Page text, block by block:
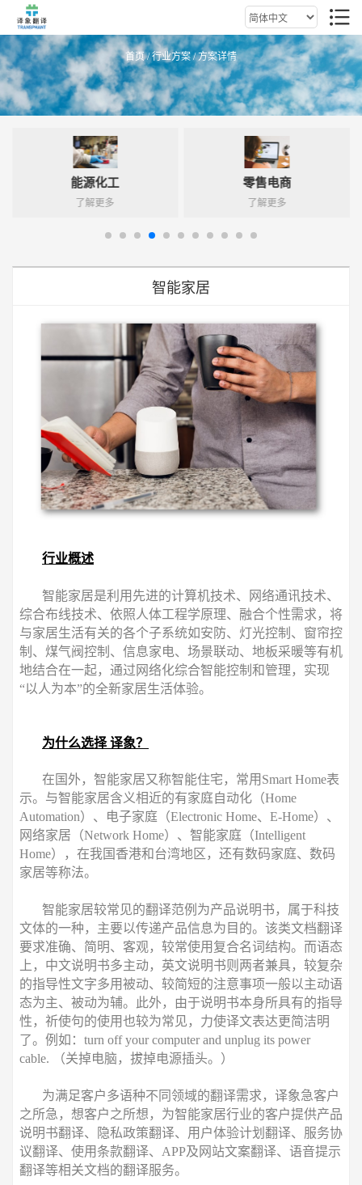
首页/行业方案/ 方案详情
能源化工
了解更多
零售电商
了解更多
智能家居
行业概述
智能家居是利用先进的计算机技术、网络通讯技术、
综合布线技术、依照人体工程学原理、融合个性需求，将
与家居生活有关的各个子系统如安防、灯光控制、窗帘控
制、煤气阀控制、信息家电、场景联动、地板采暖等有机
地结合在一起，通过网络化综合智能控制和管理，实现
“以人为本”的全新家居生活体验。
为什么选择 译象？
在国外，智能家居又称智能住宅，常用Smart Home表
示。与智能家居含义相近的有家庭自动化（Home
Automation）、电子家庭（Electronic Home、E-Home）、
网络家居（Network Home）、智能家庭（Intelligent
Home），在我国香港和台湾地区，还有数码家庭、数码
家居等称法。
智能家居较常见的翻译范例为产品说明书，属于科技
文体的一种，主要以传递产品信息为目的。该类文档翻译
要求准确、简明、客观，较常使用复合名词结构。而语态
上，中文说明书多主动，英文说明书则两者兼具，较复杂
的指导性文字多用被动、较简短的注意事项一般以主动语
态为主、被动为辅。此外，由于说明书本身所具有的指导
性，祈使句的使用也较为常见，力使译文表达更简洁明
了。例如：turn off your computer and unplug its power
cable. （关掉电脑，拔掉电源插头。）
为满足客户多语种不同领域的翻译需求，译象急客户
之所急，想客户之所想，为智能家居行业的客户提供产品
说明书翻译、隐私政策翻译、用户体验计划翻译、服务协
议翻译、使用条款翻译、APP及网站文案翻译、语音提示
翻译等相关文档的翻译服务。